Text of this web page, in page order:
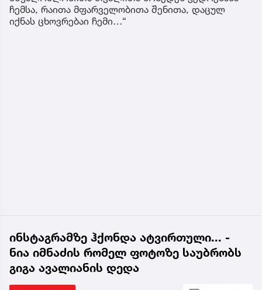
ჩემსა, რაითა მფარველობითა შენითა, დაცულ
იქნას ცხოვრებაი ჩემი…“
ინსტაგრამზე ჰქონდა ატვირთული... -
ნია იმნაძის რომელ ფოტოზე საუბრობს
გიგა ავალიანის დედა